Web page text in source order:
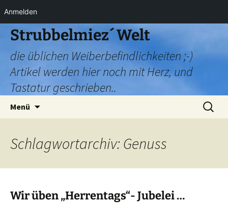
Anmelden
Zum
Inhalt
springen
Strubbelmiez´ Welt
die üblichen Weiberbefindlichkeiten ;-)
Artikel werden hier noch mit Herz, und
Tastatur geschrieben..
Menü
Suchen
nach:
Schlagwortarchiv: Genuss
Wir üben „Herrentags“- Jubelei …